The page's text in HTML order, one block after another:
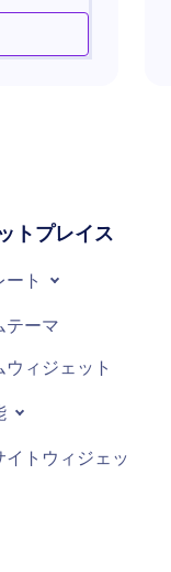
す。デジ
ディング
トプレイス
ト
テーマ
ウィジェット
イトウィジェッ